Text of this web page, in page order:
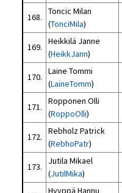
168.
Toncic Milan
(TonciMila)
169.
Heikkilä Janne
(HeikkJann)
170.
Laine Tommi
(LaineTomm)
171.
Ropponen Olli
(RoppoOlli)
172.
Rebholz Patrick
(RebhoPatr)
173.
Jutila Mikael
(JutilMika)
Hyyppä Hannu